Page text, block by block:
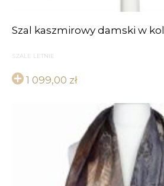
Szal kaszmirowy damski w
SZALE LETNIE
1 099,00 zł